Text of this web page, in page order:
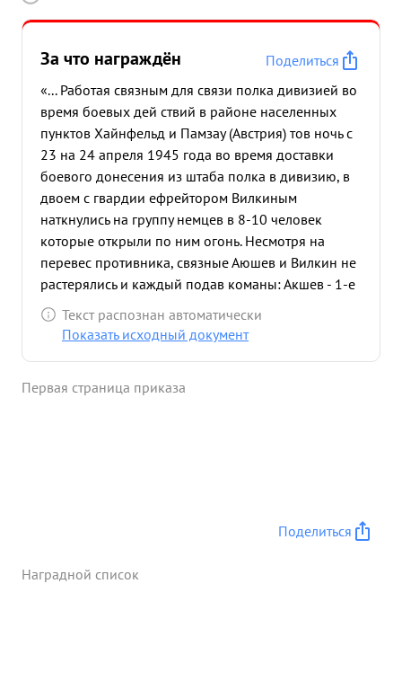
За что награждён
Поделиться
«... Работая связным для связи полка дивизией во
время боевых дей ствий в районе населенных
пунктов Хайнфельд и Памзау (Австрия) тов ночь с
23 на 24 апреля 1945 года во время доставки
боевого донесения из штаба полка в дивизию, в
двоем с гвардии ефрейтором Вилкиным
наткнулись на группу немцев в 8-10 человек
которые открыли по ним огонь. Несмотря на
перевес противника, связные Аюшев и Вилкин не
растерялись и каждый подав команы: Акшев - 1-е
отделение вправо развернись, Вилкин 3-е
отделение влево развернись по противнику огонь
дерзости и находчивости они убили 3х немцев и
Текст распознан автоматически
Показать исходный документ
Первая страница приказа
Поделиться
Наградной список